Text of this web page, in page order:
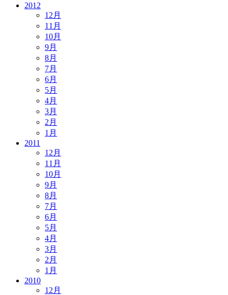
2012
12月
11月
10月
9月
8月
7月
6月
5月
4月
3月
2月
1月
2011
12月
11月
10月
9月
8月
7月
6月
5月
4月
3月
2月
1月
2010
12月